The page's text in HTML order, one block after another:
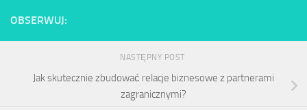
OBSERWUJ:
NASTĘPNY POST
Jak skutecznie zbudować relacje biznesowe z partnerami
zagranicznymi?